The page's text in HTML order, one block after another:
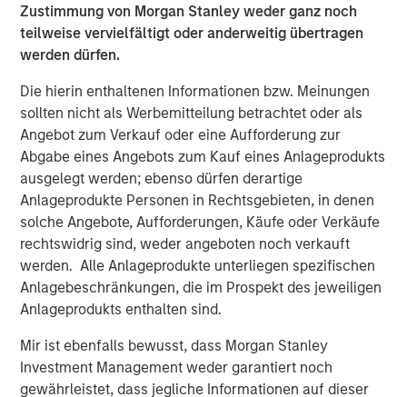
Zustimmung von Morgan Stanley weder ganz noch
teilweise vervielfältigt oder anderweitig übertragen
werden dürfen.
Die hierin enthaltenen Informationen bzw. Meinungen
sollten nicht als Werbemitteilung betrachtet oder als
Angebot zum Verkauf oder eine Aufforderung zur
Abgabe eines Angebots zum Kauf eines Anlageprodukts
ausgelegt werden; ebenso dürfen derartige
Anlageprodukte Personen in Rechtsgebieten, in denen
solche Angebote, Aufforderungen, Käufe oder Verkäufe
rechtswidrig sind, weder angeboten noch verkauft
werden. Alle Anlageprodukte unterliegen spezifischen
Anlagebeschränkungen, die im Prospekt des jeweiligen
Anlageprodukts enthalten sind.
Mir ist ebenfalls bewusst, dass Morgan Stanley
Investment Management weder garantiert noch
gewährleistet, dass jegliche Informationen auf dieser
Since its founding in 2009, Dataminr has created the
world's leading real-time information discovery platform
which detects digital patterns of emerging events and
critical information from public data signals. Today,
Dataminr's leading AI Platform performs trillions of daily
computations across billions of public data inputs from
over 100,000 unique public data sources.
The company will use this new capital to continue its
rapid public data source expansion across global and
regional social media platforms, blogs, web forums, audio
and radio transmissions, the deep and dark web, cyber
signals, and public IoT sensors. Additionally, Dataminr will
continue to broaden the scope of its AI Platform through
deeper investment in fields of AI that the company has
pioneered, spanning multi-modal event detection, multi-
modal fusion AI, and dynamic human-AI feedback loops
with domain experts.